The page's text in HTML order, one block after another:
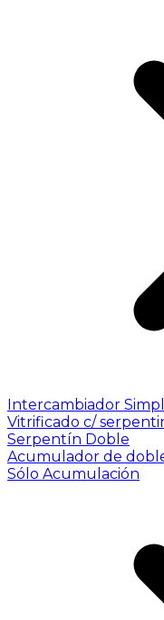
Intercambiador
Vitrificado c/
Serpentín Doble
Acumulador de
Sólo Acumulación